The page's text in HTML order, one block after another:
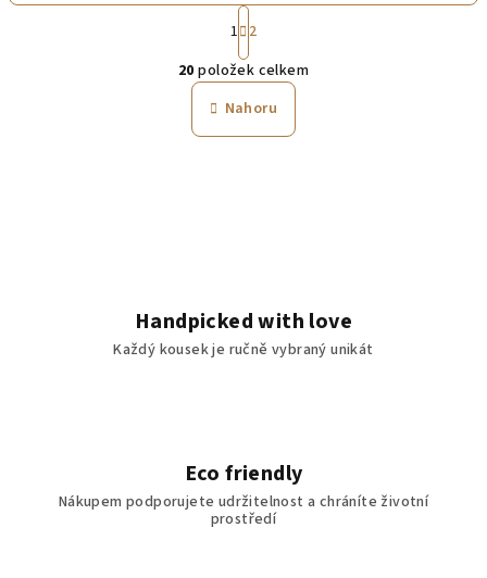
O
v
l
á
k
y
s
u
S
t
r
á
n
k
o
1 2
20 položek celkem
Nahoru
Handpicked with love
Každý kousek je ručně vybraný unikát
Eco friendly
Nákupem podporujete udržitelnost a chráníte životní
prostředí